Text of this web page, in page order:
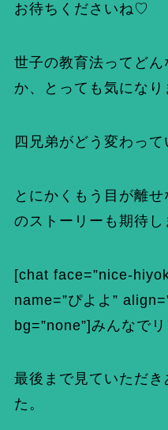
お待ちくださいね♡
世子の教育法ってど
か、とっても気になり
四兄弟がどう変わって
とにかくもう目が離
のストーリーも期待し
[chat face=”nice-
name=”ぴよよ”
bg=”none”]みんなで
最後まで見ていただ
た。